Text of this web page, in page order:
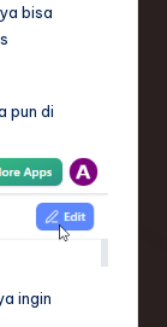
bisa
pun di
ingin